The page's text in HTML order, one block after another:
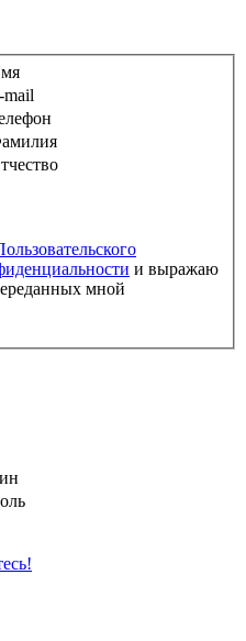
mail
и выражаю
мной